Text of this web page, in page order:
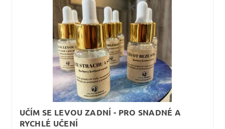
UČÍM SE LEVOU ZADNÍ - PRO SNADNÉ A
RYCHLÉ UČENÍ